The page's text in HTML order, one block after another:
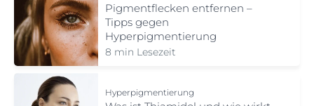
Pigmentflecken entfernen –
Tipps gegen
Hyperpigmentierung
8 min Lesezeit
Hyperpigmentierung